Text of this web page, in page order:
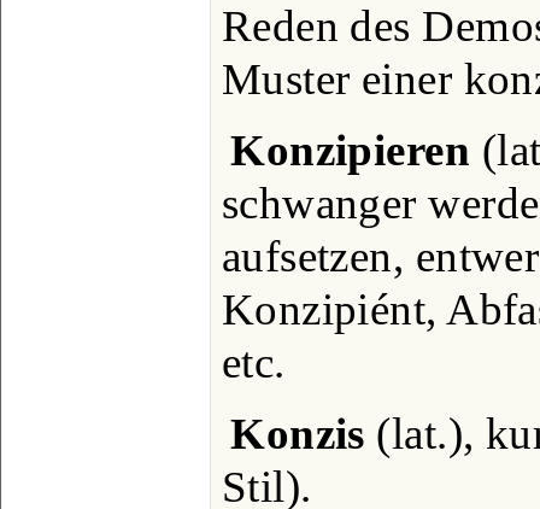
Reden des
Muster einer
Konzipieren
schwanger
aufsetzen,
Konzipiént,
etc.
Konzis (lat.),
Stil).